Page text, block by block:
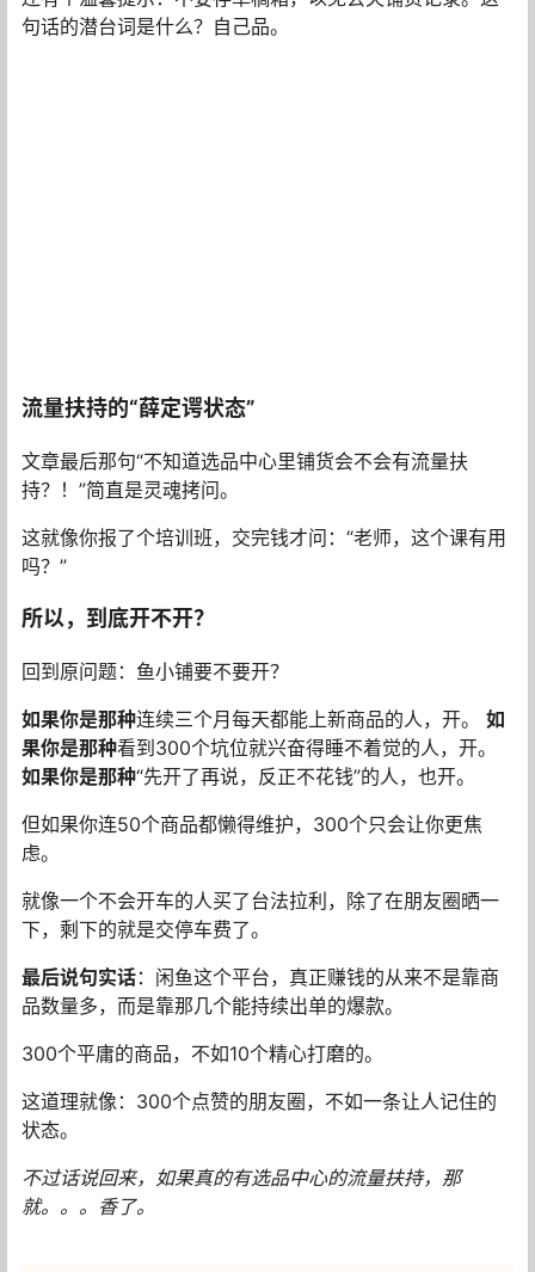
句话的潜台词是什么？自己品。
流量扶持的“薛定谔状态”
文章最后那句“不知道选品中心里铺货会不会有流量扶
持？！”简直是灵魂拷问。
这就像你报了个培训班，交完钱才问：“老师，这个课有用
吗？”
所以，到底开不开？
回到原问题：鱼小铺要不要开？
如果你是那种连续三个月每天都能上新商品的人，开。 如
果你是那种看到300个坑位就兴奋得睡不着觉的人，开。
如果你是那种“先开了再说，反正不花钱”的人，也开。
但如果你连50个商品都懒得维护，300个只会让你更焦
虑。
就像一个不会开车的人买了台法拉利，除了在朋友圈晒一
下，剩下的就是交停车费了。
最后说句实话：闲鱼这个平台，真正赚钱的从来不是靠商
品数量多，而是靠那几个能持续出单的爆款。
300个平庸的商品，不如10个精心打磨的。
这道理就像：300个点赞的朋友圈，不如一条让人记住的
状态。
不过话说回来，如果真的有选品中心的流量扶持，那
就。。。香了。